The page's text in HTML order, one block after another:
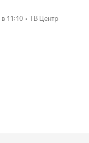
в 11:10 • ТВ Центр